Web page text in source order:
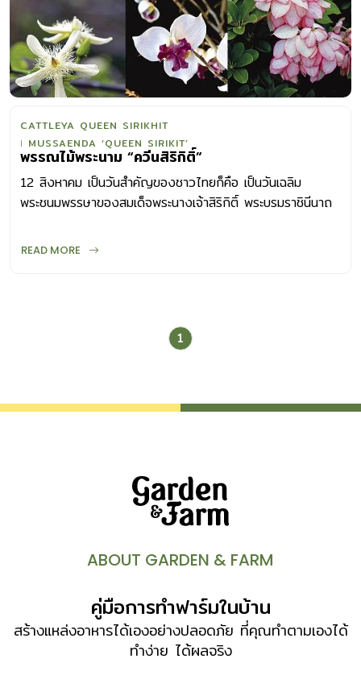
CATTLEYA QUEEN SIRIKHIT
MUSSAENDA ‘QUEEN SIRIKIT’
พรรณไม้พระนาม “ควีนสิริกิติ์”
12 สิงหาคม เป็นวันสำคัญของชาวไทยก็คือ เป็นวันเฉลิม
พระชนมพรรษาของสมเด็จพระนางเจ้าสิริกิติ์ พระบรมราชินีนาถ
คนทั้งโลกได้ตระหนักถึงพระราชกรณียกิจอันมากมาย และปลุก
พันธุ์ไม้ที่ค้นพบใหม่ รวมถึงตั้งเป็นชื่อพันธุ์ไม้ที่ปรับปรุงพันธุ์ขึ้น
ใหม่ มาดูกันว่า มีพรรณไม้ใดบ้างที่ตั้งตามพระนามของสมเด็จ
Bells กับ C.o’brieniana var. alba โดย Peter
กล้วยไม้ที่ได้รับรางวัลชนะเลิศในงานประกวดของสมาคมพืชสวน
อังกฤษและเป็นดอกไม้ที่สมเด็จพระบรมราชินีนาถพระราชทานให้
เป็นดอกไม้ประจำวันสตรีไทย ดอนญ่าควีนสิริกิติ์
‘Dona Luz’ กับ M. philippica […]
READ MORE
1
ABOUT GARDEN & FARM
คู่มือการทำฟาร์มในบ้าน
สร้างแหล่งอาหารได้เองอย่างปลอดภัย ที่คุณทำตามเองได้
ทำง่าย ได้ผลจริง